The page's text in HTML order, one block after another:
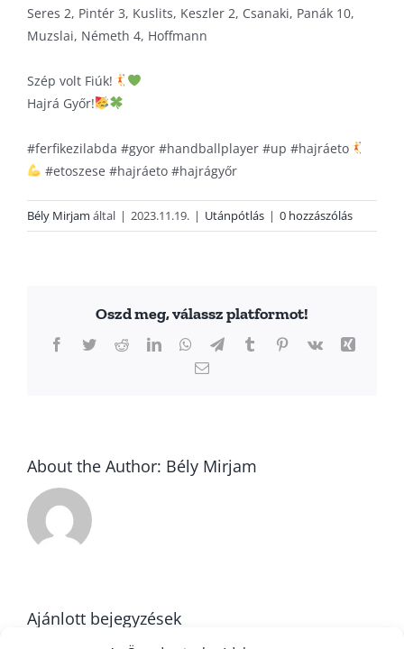
Seres 2, Pintér 3, Kuslits, Keszler 2, Csanaki, Panák 10,
Muzslai, Németh 4, Hoffmann
Szép volt Fiúk!
Hajrá Győr!
#ferfikezilabda #gyor #handballplayer #up #hajráeto
#etoszese #hajráeto #hajrágyőr
Bély Mirjam által | 2023.11.19. | Utánpótlás | 0 hozzászólás
Oszd meg, válassz platformot!
Facebook
TwitterRedditLinkedInWhatsApp
TelegramTumblrPinterest
Vk
Xing
Email:
About the Author: Bély Mirjam
Ajánlott bejegyzések